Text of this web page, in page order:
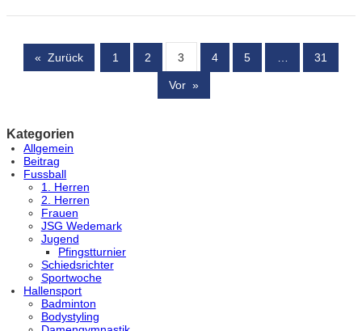
« Zurück 1 2 3 4 5 … 31
Vor »
Kategorien
Allgemein
Beitrag
Fussball
1. Herren
2. Herren
Frauen
JSG Wedemark
Jugend
Pfingstturnier
Schiedsrichter
Sportwoche
Hallensport
Badminton
Bodystyling